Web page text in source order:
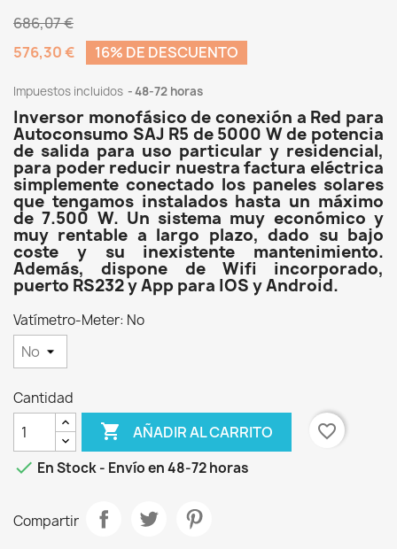
686,07 €
576,30 €
16% DE DESCUENTO
Impuestos incluidos 48-72 horas
Inversor monofásico de conexión a Red para
Autoconsumo SAJ R5 de 5000 W de potencia
de salida para uso particular y residencial,
para poder reducir nuestra factura eléctrica
simplemente conectado los paneles solares
que tengamos instalados hasta un máximo
de 7.500 W. Un sistema muy económico y
muy rentable a largo plazo, dado su bajo
coste y su inexistente mantenimiento.
Además, dispone de Wifi incorporado,
puerto RS232 y App para IOS y Android.
Vatímetro-Meter: No
Cantidad
 AÑADIR AL CARRITO
favorite_border
 En Stock - Envío en 48-72 horas
Compartir